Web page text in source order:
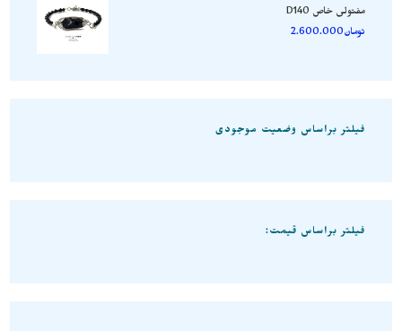
مفتولی خاص D140
تومان2.600.000
فیلتر براساس وضعیت موجودی
فیلتر براساس قیمت: